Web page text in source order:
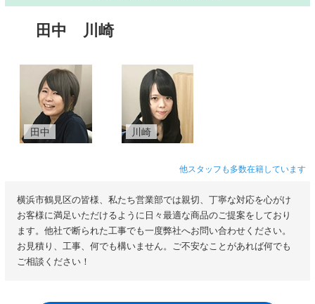
田中 川崎
田中 川崎
他スタッフも多数在籍しています
横浜市鶴見区の皆様、私たち営業部では親切、丁寧な対応を心がけ
お客様に満足いただけるように日々最適な商品のご提案をしており
ます。他社で断られた工事でも一度弊社へお問い合わせください。
お見積り、工事、何でも構いません。ご不安なことがあれば何でも
ご相談ください！